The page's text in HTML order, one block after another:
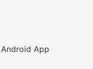
Android App